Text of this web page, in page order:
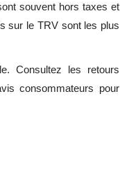
souvent hors taxes et
sur le TRV sont les plus
Consultez les retours
consommateurs pour